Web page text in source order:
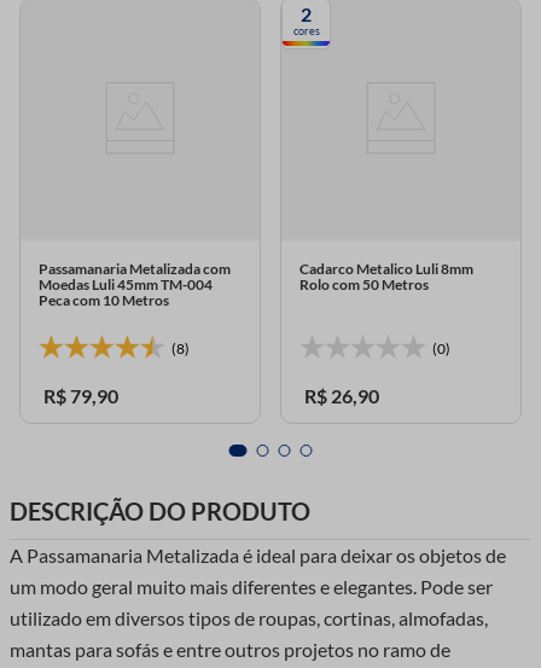
Passamanaria Metalizada com
Moedas Luli 45mm TM-004
Peca com 10 Metros
(8)
R$79,90
2
cores
Cadarco Metalico Luli 8mm
Rolo com 50 Metros
(0)
R$ 26,90
DESCRIÇÃO DO PRODUTO
A Passamanaria Metalizada é ideal para deixar os objetos de
um modo geral muito mais diferentes e elegantes. Pode ser
utilizado em diversos tipos de roupas, cortinas, almofadas,
mantas para sofás e entre outros projetos no ramo de